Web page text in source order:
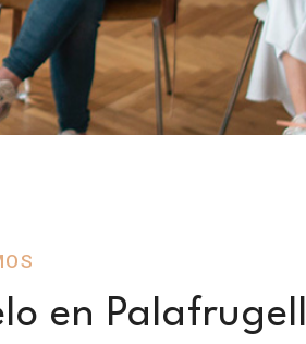
en Palafrugell